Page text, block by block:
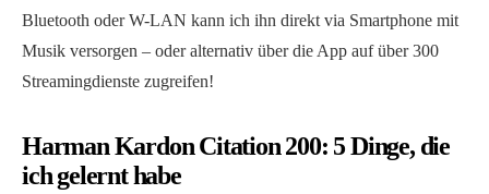
Bluetooth oder W-LAN kann ich ihn direkt via Smartphone mit
Musik versorgen – oder alternativ über die App auf über 300
Streamingdienste zugreifen!
Harman Kardon Citation 200: 5 Dinge, die
ich gelernt habe